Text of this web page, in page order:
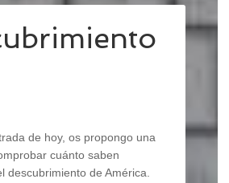
de hoy, os propongo una
cuánto saben
descubrimiento de América.